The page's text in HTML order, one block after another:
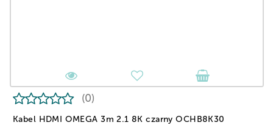
Kabel HDMI OMEGA 3m 2.1 8K czarny OCHB8K30
(0)